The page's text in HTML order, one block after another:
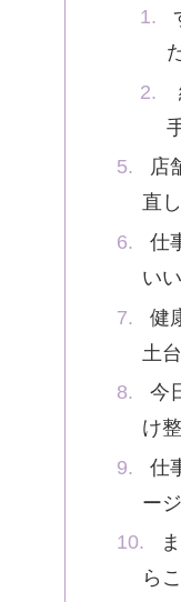
店
直
仕
いい
健
土
今
け
仕
ージ
ら